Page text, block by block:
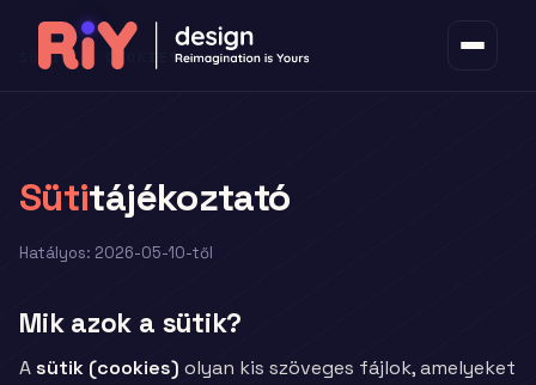
SÜTIK / COOKIES
Sütitájékoztató
Hatályos: 2026-05-10-től
Mik azok a sütik?
Asütik (cookies) olyan kis szöveges fájlok, amelyeket